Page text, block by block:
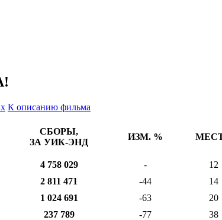
К описанию фильма
СБОРЫ,
ЗА УИК-ЭНД
ИЗМ. %
4 758 029 - 12
2 811 471 -44 14
1 024 691 -63 20
237 789 -77 38